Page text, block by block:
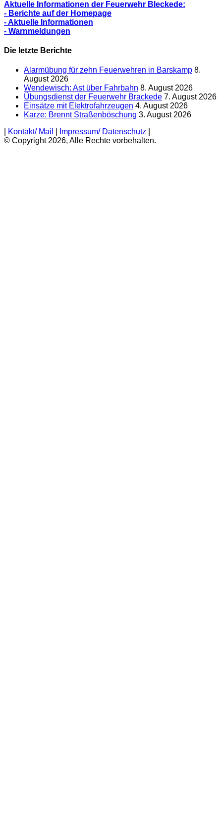
Aktuelle Informationen der Feuerwehr Bleckede:
- Berichte auf der Homepage
- Aktuelle Informationen
- Warnmeldungen
Die letzte Berichte
Alarmübung für zehn Feuerwehren in Barskamp 8.
August 2026
Wendewisch: Ast über Fahrbahn 8. August 2026
Übungsdienst der Feuerwehr Brackede 7. August 2026
Einsätze mit Elektrofahrzeugen 4. August 2026
Karze: Brennt Straßenböschung 3. August 2026
Kontakt/ Mail Impressum/ Datenschutz
© Copyright 2026, Alle Rechte vorbehalten.